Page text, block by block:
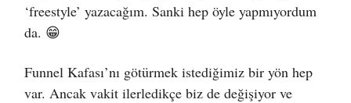
‘freestyle’ yazacağım. Sanki hep öyle yapmıyordum
da. 😁
Funnel Kafası’nı götürmek istediğimiz bir yön hep
var. Ancak vakit ilerledikçe biz de değişiyor ve